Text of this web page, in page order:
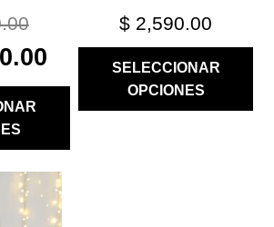
CURRENT
$ 2,590.00
SELECCIONAR
OPCIONES